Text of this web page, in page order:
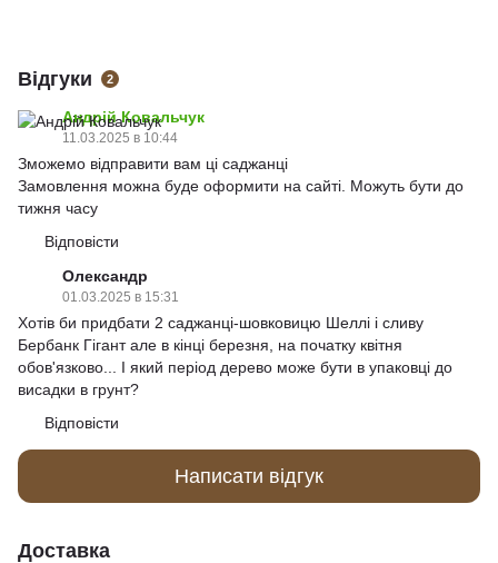
Відгуки 2
Андрій Ковальчук
11.03.2025 в 10:44
Зможемо відправити вам ці саджанці
Замовлення можна буде оформити на сайті. Можуть бути до
тижня часу
Відповісти
Олександр
01.03.2025 в 15:31
Хотів би придбати 2 саджанці-шовковицю Шеллі і сливу
Бербанк Гігант але в кінці березня, на початку квітня
обов'язково... І який період дерево може бути в упаковці до
висадки в грунт?
Відповісти
Написати відгук
Доставка